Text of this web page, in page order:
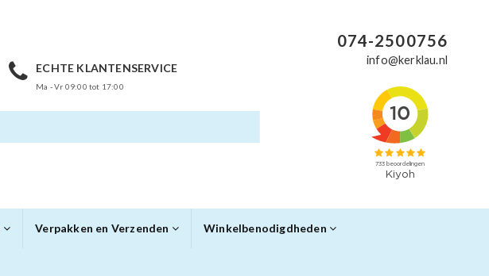
ECHTE KLANTENSERVICE
Ma - Vr 09:00 tot 17:00
074-2500756
info@kerklau.nl
Verpakken en Verzenden Winkelbenodigdheden